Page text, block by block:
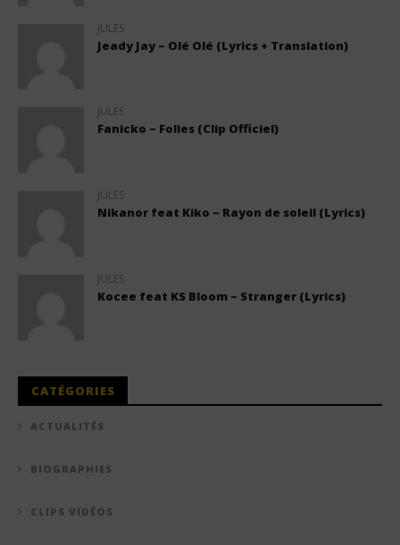
JULES
Jeady Jay – Olé Olé (Lyrics + Translation)
JULES
Fanicko – Folies (Clip Officiel)
JULES
Nikanor feat Kiko – Rayon de soleil (Lyrics)
JULES
Kocee feat KS Bloom – Stranger (Lyrics)
CATÉGORIES
ACTUALITÉS
BIOGRAPHIES
CLIPS VIDÉOS